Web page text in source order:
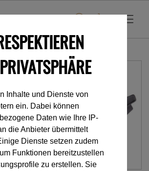
Inhalte und Dienste von
ein. Dabei können
Daten wie Ihre IP-
die Anbieter übermittelt
Dienste setzen zudem
Funktionen bereitzustellen
zu erstellen. Sie